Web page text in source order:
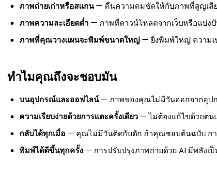
ภาพถ่ายเก่าหรือสแกน— คืนความคมชัดให้กับภาพที่สูญเสี
ภาพความละเอียดต่ำ — ภาพที่ดาวน์โหลดจากเว็บหรือแบ่ง
ภาพที่คุณวางแผนจะพิมพ์ขนาดใหญ่ — ยิ่งพิมพ์ใหญ่ ความเ
ทำไมคุณถึงจะชอบมัน
บนอุปกรณ์และออฟไลน์— ภาพของคุณไม่มีวันออกจากอุป
ความเรียบง่ายด้วยการแตะครั้งเดียว — ไม่ต้องแก้ไขด้วยตน
กลับได้ทุกเมื่อ — คุณไม่มีวันติดกับดัก ถ้าคุณชอบต้นฉบับ กา
พิมพ์ได้ดีขึ้นทุกครั้ง — การปรับปรุงภาพถ่ายด้วย AI มีพลัง